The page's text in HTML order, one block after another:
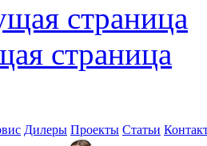
страница
страница
Дилеры Проекты Статьи